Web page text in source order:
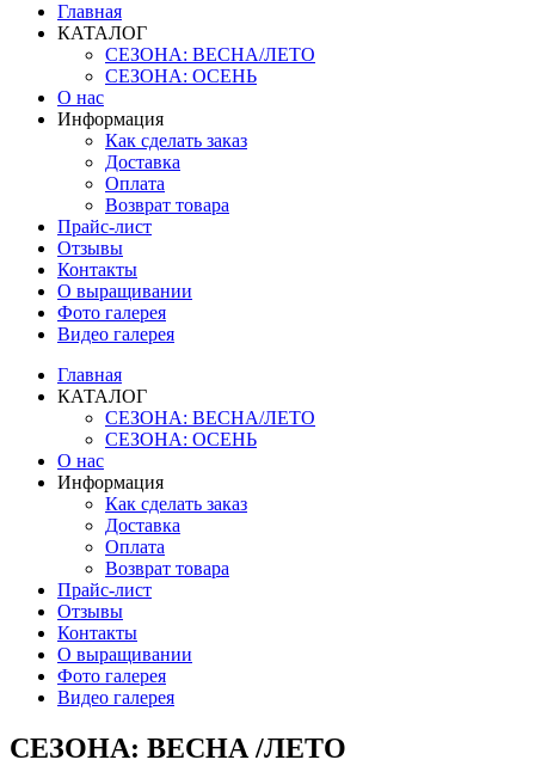
Главная
КАТАЛОГ
СЕЗОНА: ВЕСНА/ЛЕТО
СЕЗОНА: ОСЕНЬ
О нас
Информация
Как сделать заказ
Доставка
Оплата
Возврат товара
Прайс-лист
Отзывы
Контакты
О выращивании
Фото галерея
Видео галерея
Главная
КАТАЛОГ
СЕЗОНА: ВЕСНА/ЛЕТО
СЕЗОНА: ОСЕНЬ
О нас
Информация
Как сделать заказ
Доставка
Оплата
Возврат товара
Прайс-лист
Отзывы
Контакты
О выращивании
Фото галерея
Видео галерея
СЕЗОНА: ВЕСНА /ЛЕТО